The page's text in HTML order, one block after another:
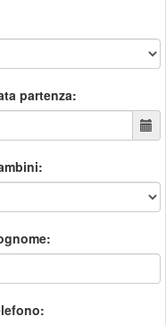
partenza: